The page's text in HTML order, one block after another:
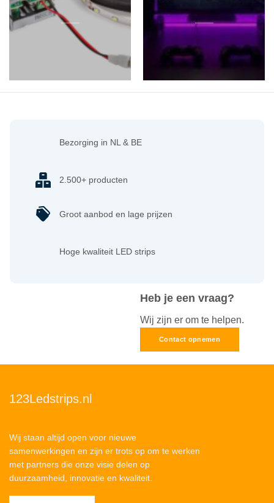
Heb je een vraag?
Wij zijn er om te helpen.
Contact opnemen
Bezorging in NL & BE
2.500+ producten
Groot aanbod en lage prijzen
Hoge kwaliteit LED strips
123Ledstrips.nl
Wij staan altijd open voor nieuwe
samenwerkingen en zijn er trots op om te werken
met partners die onze visie delen op
duurzaamheid, innovatie en kwaliteit.